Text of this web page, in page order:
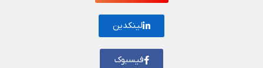
لینکدین
فیسبوک